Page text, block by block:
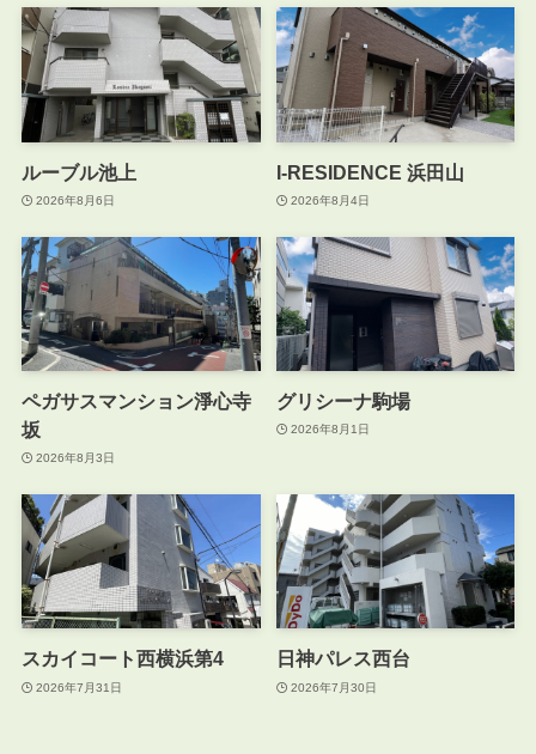
ルーブル池上
2026年8月6日
I-RESIDENCE 浜田山
2026年8月4日
ペガサスマンション淨心寺
坂
2026年8月3日
グリシーナ駒場
2026年8月1日
スカイコート西横浜第4
2026年7月31日
日神パレス西台
2026年7月30日